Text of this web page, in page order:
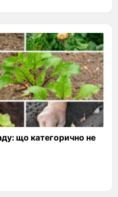
що категорично не